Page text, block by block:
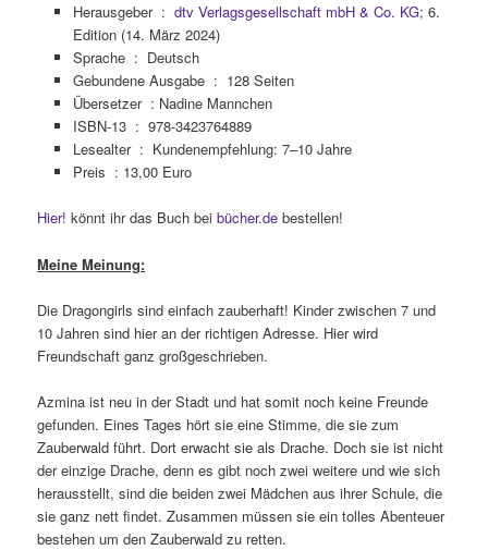
Herausgeber ‏ : ‎ dtv Verlagsgesellschaft mbH & Co. KG; 6.
Edition (14. März 2024)
Sprache ‏ : ‎ Deutsch
Gebundene Ausgabe ‏ : ‎ 128 Seiten
Übersetzer : Nadine Mannchen
ISBN-13 ‏ : ‎ 978-3423764889
Lesealter ‏ : ‎ Kundenempfehlung: 7–10 Jahre
Preis : 13,00 Euro
Hier! könnt ihr das Buch beibücher.de bestellen!
Meine Meinung:
Die Dragongirls sind einfach zauberhaft! Kinder zwischen 7 und
10 Jahren sind hier an der richtigen Adresse. Hier wird
Freundschaft ganz großgeschrieben.
Azmina ist neu in der Stadt und hat somit noch keine Freunde
gefunden. Eines Tages hört sie eine Stimme, die sie zum
Zauberwald führt. Dort erwacht sie als Drache. Doch sie ist nicht
der einzige Drache, denn es gibt noch zwei weitere und wie sich
herausstellt, sind die beiden zwei Mädchen aus ihrer Schule, die
sie ganz nett findet. Zusammen müssen sie ein tolles Abenteuer
bestehen um den Zauberwald zu retten.